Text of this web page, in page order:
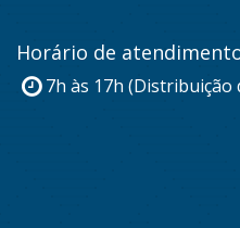
Horário de
7h às 17h (Distribuição